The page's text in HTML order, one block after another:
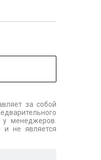
за собой
менеджеров.
и не является